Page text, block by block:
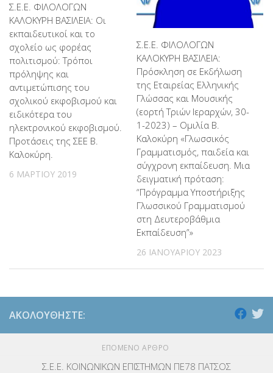
Σ.Ε.Ε. ΦΙΛΟΛΟΓΩΝ
ΚΑΛΟΚΥΡΗ ΒΑΣΙΛΕΙΑ: Οι
εκπαιδευτικοί και το
σχολείο ως φορέας
πολιτισμού: Τρόποι
πρόληψης και
αντιμετώπισης του
σχολικού εκφοβισμού και
ειδικότερα του
ηλεκτρονικού εκφοβισμού.
Προτάσεις της ΣΕΕ Β.
Καλοκύρη.
6 ΜΑΡΤΊΟΥ 2019
Σ.Ε.Ε. ΦΙΛΟΛΟΓΩΝ
ΚΑΛΟΚΥΡΗ ΒΑΣΙΛΕΙΑ:
Πρόσκληση σε Εκδήλωση
της Εταιρείας Ελληνικής
Γλώσσας και Μουσικής
(εορτή Τριών Ιεραρχών, 30-
1-2023) – Ομιλία Β.
Καλοκύρη «Γλωσσικός
Γραμματισμός, παιδεία και
σύγχρονη εκπαίδευση. Μια
δειγματική πρόταση:
“Πρόγραμμα Υποστήριξης
Γλωσσικού Γραμματισμού
στη Δευτεροβάθμια
Εκπαίδευση”»
26 ΙΑΝΟΥΑΡΊΟΥ 2023
ΑΚΟΛΟΥΘΉΣΤΕ:
ΕΠΌΜΕΝΟ ΆΡΘΡΟ
Σ.Ε.Ε. ΚΟΙΝΩΝΙΚΩΝ ΕΠΙΣΤΗΜΩΝ ΠΕ78 ΠΑΤΣΟΣ